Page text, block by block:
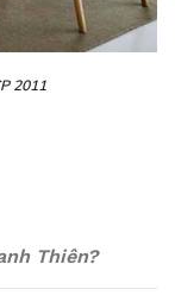
2011
Thiên?